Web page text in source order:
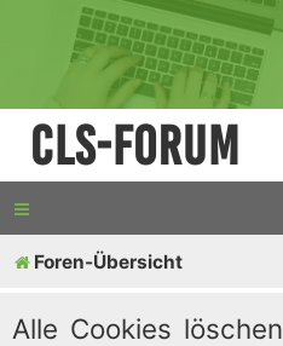
CLS-Forum
Foren-Übersicht
Alle Cookies löschen